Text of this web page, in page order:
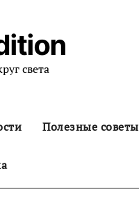
света
Полезные советы